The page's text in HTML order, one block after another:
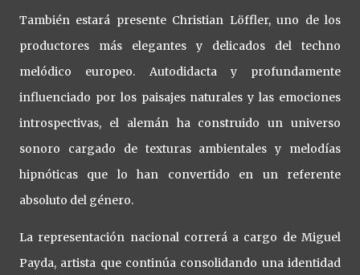
También estará presente Christian Löffler, uno de los
productores más elegantes y delicados del techno
melódico europeo. Autodidacta y profundamente
influenciado por los paisajes naturales y las emociones
introspectivas, el alemán ha construido un universo
sonoro cargado de texturas ambientales y melodías
hipnóticas que lo han convertido en un referente
absoluto del género.
La representación nacional correrá a cargo de Miguel
Payda, artista que continúa consolidando una identidad